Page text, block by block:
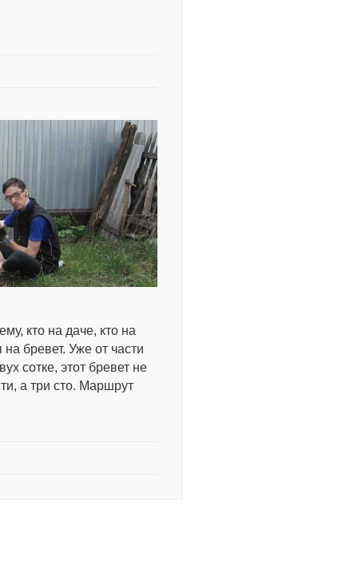
кто на даче, кто на
бревет. Уже от части
сотке, этот бревет не
а три сто. Маршрут